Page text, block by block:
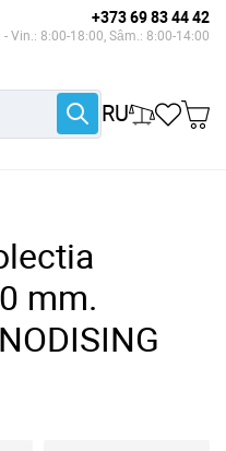
+373 69 83 44 42
- Vin.: 8:00-18:00, Sâm.: 8:00-14:00
RU
mm.